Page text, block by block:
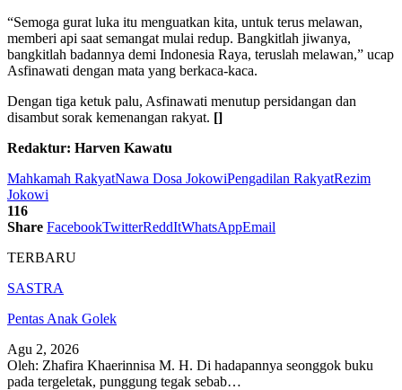
“Semoga gurat luka itu menguatkan kita, untuk terus melawan,
memberi api saat semangat mulai redup. Bangkitlah jiwanya,
bangkitlah badannya demi Indonesia Raya, teruslah melawan,” ucap
Asfinawati dengan mata yang berkaca-kaca.
Dengan tiga ketuk palu, Asfinawati menutup persidangan dan
disambut sorak kemenangan rakyat. []
Redaktur: Harven Kawatu
Mahkamah RakyatNawa Dosa JokowiPengadilan RakyatRezim
Jokowi
116
Share FacebookTwitterReddItWhatsAppEmail
TERBARU
SASTRA
Pentas Anak Golek
Agu 2, 2026
Oleh: Zhafira Khaerinnisa M. H. Di hadapannya seonggok buku
pada tergeletak, punggung tegak sebab…